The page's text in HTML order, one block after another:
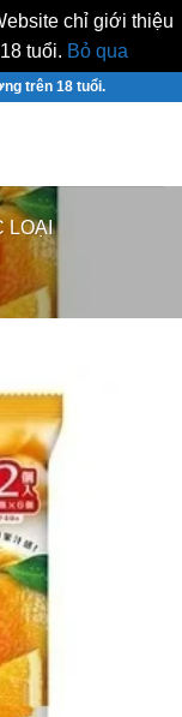
chỉ giới thiệu
tuổi. Bỏ qua
trên 18 tuổi.
LOẠI